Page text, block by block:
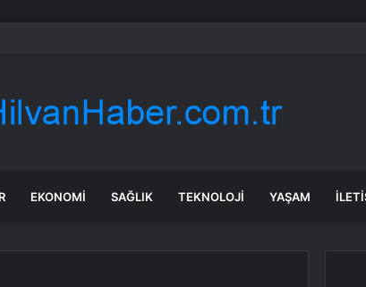
Planlarına Bilirkişi Raporu: Şehircilik İlkelerine ve Kamu Yararına
EKONOMI SAĞLIK TEKNOLOJI YAŞAM